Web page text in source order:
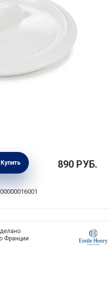
круглая Belle
цвет белый, Revol,
643708
Купить 890 РУБ.
Франции